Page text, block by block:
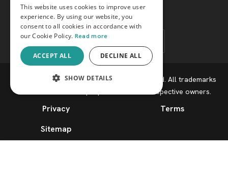
Support
Language
Secure Data Software, LLC. All rights reserved. All trademarks
and tradenames are properties of their respective owners.
Privacy
Terms
Sitemap
This website uses cookies to improve user
experience. By using our website, you
consent to all cookies in accordance with
our Cookie Policy. Read more
ACCEPT ALL DECLINE ALL
SHOW DETAILS